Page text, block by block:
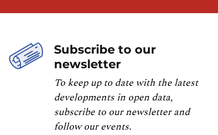
Subscribe to our
newsletter
To keep up to date with the latest
developments in open data,
subscribe to our newsletter and
follow our events.